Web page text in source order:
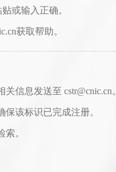
或输入正确。
获取帮助。
信息发送至 cstr@cnic.cn
该标识已完成注册。
索。